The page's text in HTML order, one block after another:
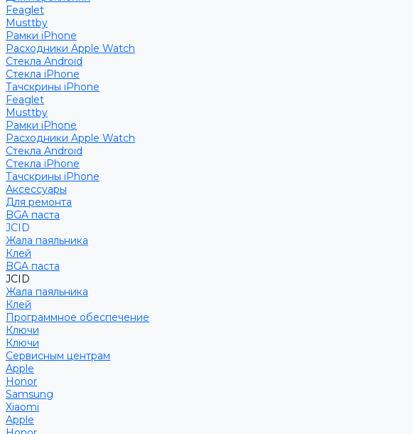
Feaglet
Musttby
Рамки iPhone
Расходники Apple Watch
Стекла Android
Стекла iPhone
Тачскрины iPhone
Feaglet
Musttby
Рамки iPhone
Расходники Apple Watch
Стекла Android
Стекла iPhone
Тачскрины iPhone
Аксессуары
Для ремонта
BGA паста
JCID
Жала паяльника
Клей
BGA паста
JCID
Жала паяльника
Клей
Программное обеспечение
Ключи
Ключи
Сервисным центрам
Apple
Honor
Samsung
Xiaomi
Apple